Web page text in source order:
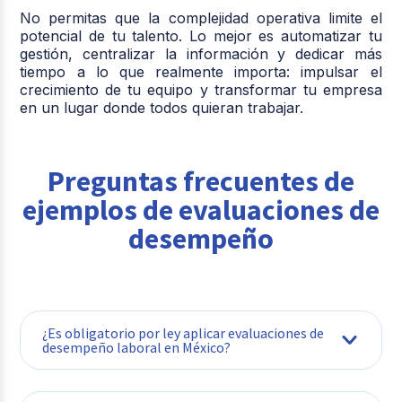
No permitas que la complejidad operativa limite el
potencial de tu talento. Lo mejor es automatizar tu
gestión, centralizar la información y dedicar más
tiempo a lo que realmente importa:impulsar el
crecimiento de tu equipo y transformar tu empresa
en un lugar donde todos quieran trabajar.
Preguntas frecuentes de
ejemplos de evaluaciones de
desempeño
¿Es obligatorio por ley aplicar evaluaciones de
desempeño laboral en México?